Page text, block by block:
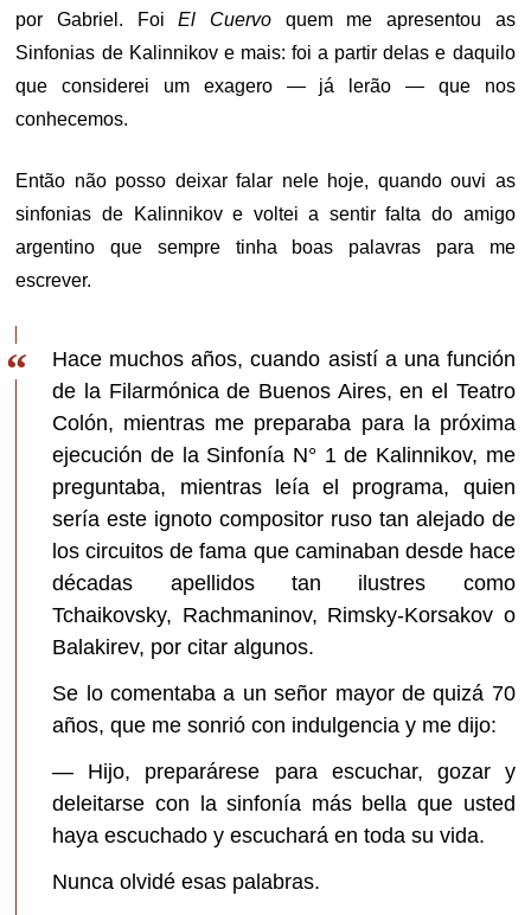
por Gabriel. FoiEl Cuervo quem me apresentou as
Sinfonias de Kalinnikov e mais: foi a partir delas e daquilo
que considerei um exagero — já lerão — que nos
conhecemos.
Então não posso deixar falar nele hoje, quando ouvi as
sinfonias de Kalinnikov e voltei a sentir falta do amigo
argentino que sempre tinha boas palavras para me
escrever.
Hace muchos años, cuando asistí a una función
de la Filarmónica de Buenos Aires, en el Teatro
Colón, mientras me preparaba para la próxima
ejecución de la Sinfonía N° 1 de Kalinnikov, me
preguntaba, mientras leía el programa, quien
sería este ignoto compositor ruso tan alejado de
los circuitos de fama que caminaban desde hace
décadas apellidos tan ilustres como
Tchaikovsky, Rachmaninov, Rimsky-Korsakov o
Balakirev, por citar algunos.
Se lo comentaba a un señor mayor de quizá 70
años, que me sonrió con indulgencia y me dijo:
— Hijo, preparárese para escuchar, gozar y
deleitarse con la sinfonía más bella que usted
haya escuchado y escuchará en toda su vida.
Nunca olvidé esas palabras.